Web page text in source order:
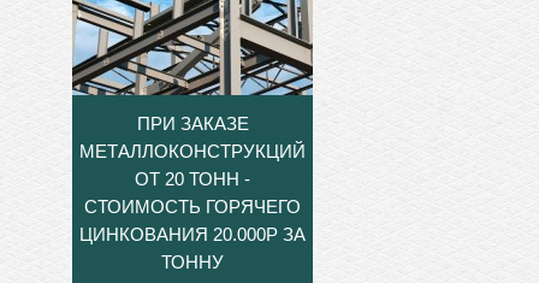
ПРИ ЗАКАЗЕ
МЕТАЛЛОКОНСТРУКЦИЙ
ОТ 20 ТОНН -
СТОИМОСТЬ ГОРЯЧЕГО
ЦИНКОВАНИЯ 20.000Р ЗА
ТОННУ